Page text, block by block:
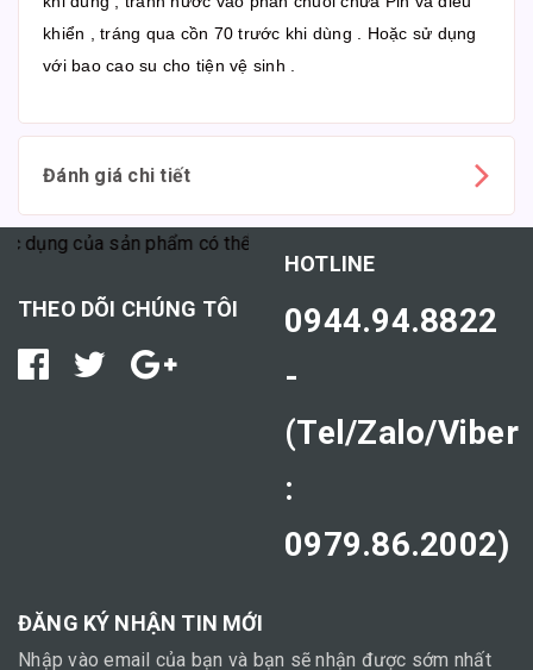
khiển , tráng qua cồn 70 trước khi dùng . Hoặc sử dụng
với bao cao su cho tiện vệ sinh .
Đánh giá chi tiết
của sản phẩm có thể tùy thuộc vào cơ địa mỗi người."
THEO DÕI CHÚNG TÔI
HOTLINE
0944.94.8822
-
(Tel/Zalo/Viber
:
0979.86.2002)
ĐĂNG KÝ NHẬN TIN MỚI
Nhập vào email của bạn và bạn sẽ nhận được sớm nhất